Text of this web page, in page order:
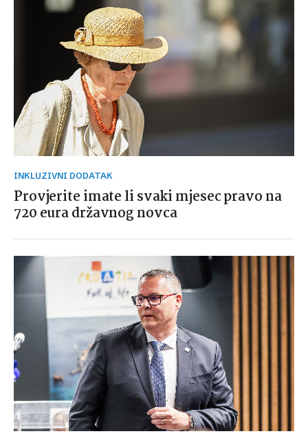
INKLUZIVNI DODATAK
Provjerite imate li svaki mjesec pravo na
720 eura državnog novca